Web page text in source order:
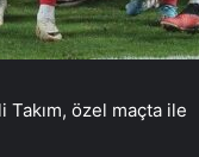
Takım, özel maçta ile